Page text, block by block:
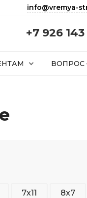
info@vremya-
+7 926
ВОПРОС
7х11 8х7